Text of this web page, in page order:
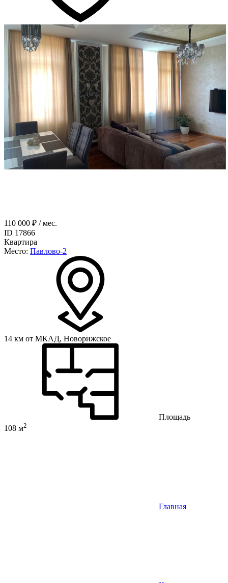
110 000 ₽ / мес.
ID 17866
Квартира
Место: Павлово-2
14 км от МКАД, Новорижское
Площадь
108 м2
Главная